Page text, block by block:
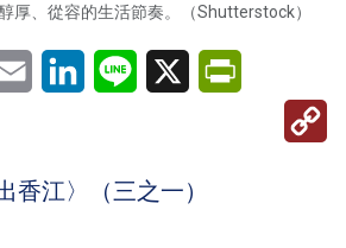
厚、從容的生活節奏。（Shutterstock）
Email LinkedInLine X
香江〉（三之一）